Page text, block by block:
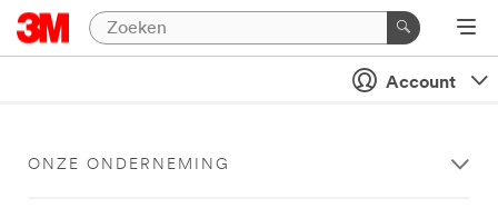
Account
ONZE ONDERNEMING